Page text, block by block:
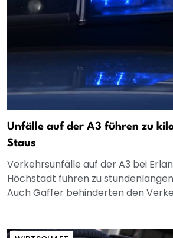
Unfälle auf der A3 führen zu
Staus
Verkehrsunfälle auf der A3 bei
Höchstadt führen zu
Auch Gaffer behinderten den